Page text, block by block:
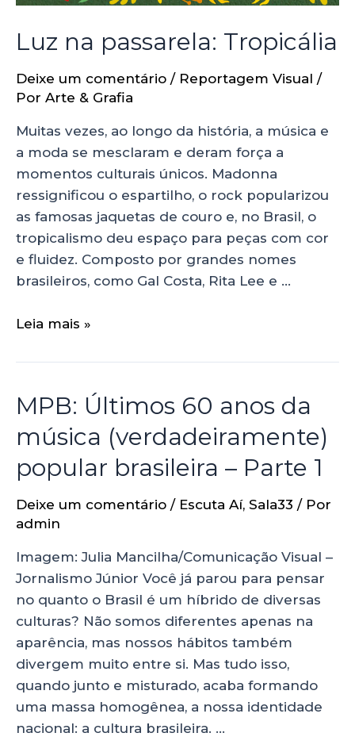
Luz na passarela: Tropicália
Deixe um comentário / Reportagem Visual /
Por Arte & Grafia
Muitas vezes, ao longo da história, a música e
a moda se mesclaram e deram força a
momentos culturais únicos. Madonna
ressignificou o espartilho, o rock popularizou
as famosas jaquetas de couro e, no Brasil, o
tropicalismo deu espaço para peças com cor
e fluidez. Composto por grandes nomes
brasileiros, como Gal Costa, Rita Lee e …
Leia mais »
MPB: Últimos 60 anos da
música (verdadeiramente)
popular brasileira – Parte 1
Deixe um comentário / Escuta Aí, Sala33 / Por
admin
Imagem: Julia Mancilha/Comunicação Visual –
Jornalismo Júnior Você já parou para pensar
no quanto o Brasil é um híbrido de diversas
culturas? Não somos diferentes apenas na
aparência, mas nossos hábitos também
divergem muito entre si. Mas tudo isso,
quando junto e misturado, acaba formando
uma massa homogênea, a nossa identidade
nacional: a cultura brasileira. …